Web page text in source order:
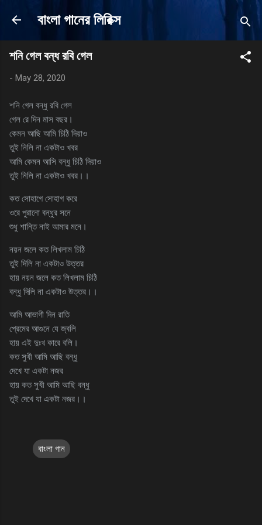
Skip to main content
বাংলা গানের লিরিক্স
শনি গেল বন্ধ রবি গেল
- May 28, 2020
শনি গেল বন্ধু রবি গেল
গেল রে দিন মাস বছর।
কেমন আছি আমি চিঠি দিয়াও
তুই নিলি না একটাও খবর
আমি কেমন আসি বন্ধু চিঠি দিয়াও
তুই নিলি না একটাও খবর।।
কত সোহাগে সোহাগ করে
ওরে পুরানো বন্ধুর সনে
শুধু শান্তি নাই আমার মনে।
নয়ন জলে কত লিখলাম চিঠি
তুই দিলি না একটাও উত্তর
হায় নয়ন জলে কত লিখলাম চিঠি
বন্ধু দিলি না একটাও উত্তর।।
আমি আভাগী দিন রাতি
প্রেমের আগুনে যে জ্বলি
হায় এই দুঃখ কারে বলি।
কত সুখী আমি আছি বন্ধু
দেখে যা একটা নজর
হায় কত সুখী আমি আছি বন্ধু
তুই দেখে যা একটা নজর।।
বাংলা গান